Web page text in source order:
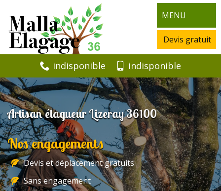
MENU
Devis gratuit
indisponible indisponible
Artisan élagueur Lizeray 36100
Nos engagements
Devis et déplacement gratuits
Sans engagement